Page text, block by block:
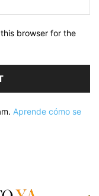
browser for the
Aprende cómo se